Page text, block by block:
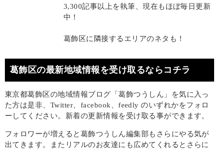
3,300記事以上を執筆、現在もほぼ毎日更新
中！
葛飾区に隣接するエリアのネタも！
葛飾区の最新地域情報を受け取るならコチラ
東京都葛飾区の地域情報ブログ「葛飾つうしん」を気に入っ
た方は是非、Twitter、facebook、feedly のいずれかをフォロ
ーしてください。新着の更新情報を受け取る事ができます。
フォロワーが増えると葛飾つうしん編集部もさらにやる気が
出てきます。またリアルのお友達にも広めてくれるとさらに